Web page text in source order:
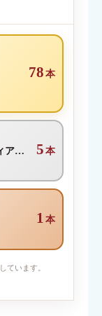
78 本
きつね日本酒メディア編集部 5 本
1 本
ています。